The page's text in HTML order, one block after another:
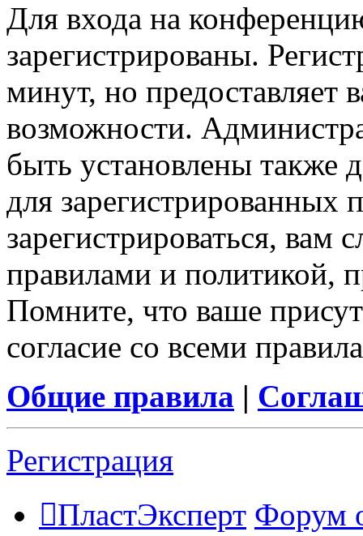
Для входа на
зарегистрированы.
минут, но предоставляет
возможности.
быть установлены также
для зарегистрированных
зарегистрироваться, вам
правилами и политикой,
Помните, что ваше
согласие со всеми
Общие правила |
Регистрация
ПластЭксперт Форум